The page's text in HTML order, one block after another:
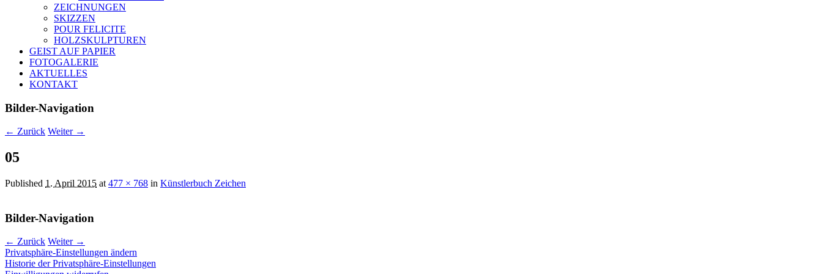
ZEICHNUNGEN
SKIZZEN
POUR FELICITE
HOLZSKULPTUREN
GEIST AUF PAPIER
FOTOGALERIE
AKTUELLES
KONTAKT
Bilder-Navigation
← Zurück Weiter →
05
Published 1. April 2015 at 477 × 768 in Künstlerbuch Zeichen
Bilder-Navigation
← Zurück Weiter →
Privatsphäre-Einstellungen ändern
Historie der Privatsphäre-Einstellungen